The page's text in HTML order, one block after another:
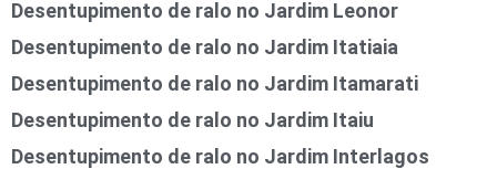
Desentupimento de ralo no Jardim Leonor
Desentupimento de ralo no Jardim Itatiaia
Desentupimento de ralo no Jardim Itamarati
Desentupimento de ralo no Jardim Itaiu
Desentupimento de ralo no Jardim Interlagos